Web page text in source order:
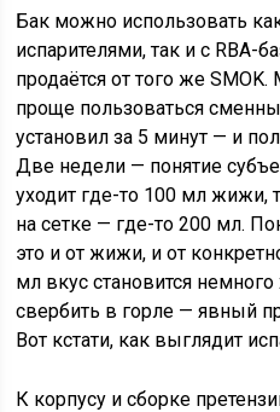
Бак можно использовать
испарителями, так и с RBA-
продаётся от того же
проще пользоваться
установил за 5 минут — и
Две недели — понятие
уходит где-то 100 мл жижи,
на сетке — где-то 200 мл.
это и от жижи, и от
мл вкус становится
свербить в горле — явный
Вот кстати, как выглядит
К корпусу и сборке